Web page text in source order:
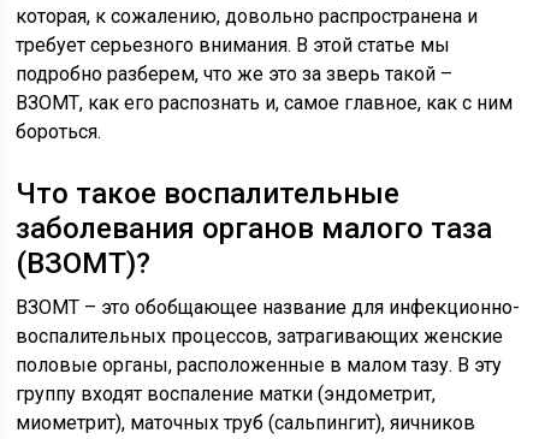
которая, к сожалению, довольно распространена и
требует серьезного внимания. В этой статье мы
подробно разберем, что же это за зверь такой –
ВЗОМТ, как его распознать и, самое главное, как с ним
бороться.
Что такое воспалительные
заболевания органов малого таза
(ВЗОМТ)?
ВЗОМТ – это обобщающее название для инфекционно-
воспалительных процессов, затрагивающих женские
половые органы, расположенные в малом тазу. В эту
группу входят воспаление матки (эндометрит,
миометрит), маточных труб (сальпингит), яичников